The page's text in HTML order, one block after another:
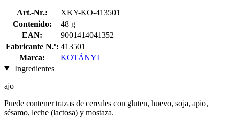
Art.-Nr.:
XKY-KO-413501
Contenido:
48 g
EAN:
9001414041352
Fabricante N.º: 413501
Marca:
KOTÁNYI
Ingredientes
ajo
Puede contener trazas de cereales con gluten, huevo, soja, apio,
sésamo, leche (lactosa) y mostaza.